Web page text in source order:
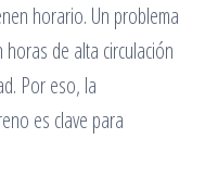
horario. Un problema
de alta circulación
Por eso, la
es clave para